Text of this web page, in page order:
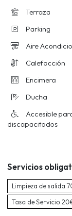
Terraza
Parking
Aire
Calefacción
Encimera
Ducha
Accesible
discapacitados
Servicios
Limpieza de salida
Tasa de Servicio